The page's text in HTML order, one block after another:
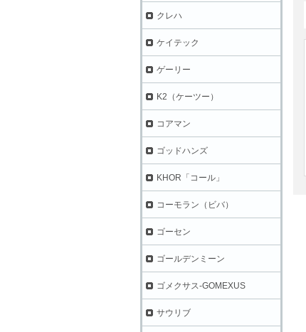
クレハ
ケイテック
ゲーリー
K2（ケーツー）
コアマン
ゴッドハンズ
KHOR「コール」
コーモラン（ビバ）
ゴーセン
ゴールデンミーン
ゴメクサス-GOMEXUS
サウリブ